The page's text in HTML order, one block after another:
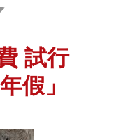
試行
假」